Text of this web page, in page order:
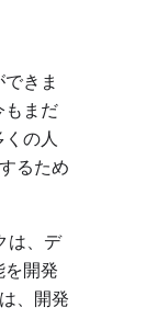
きま
もまだ
の人
るため
は、デ
開発
、開発